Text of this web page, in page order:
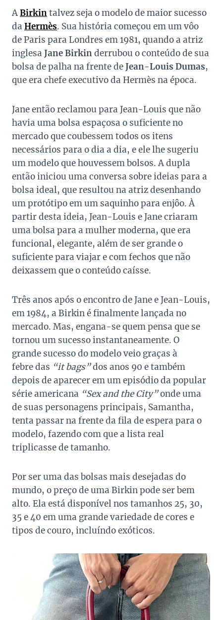
ABirkintalvez seja o modelo de maior sucesso
da Hermès. Sua história começou em um vôo
de Paris para Londres em 1981, quando a atriz
inglesa Jane Birkinderrubou o conteúdo de sua
bolsa de palha na frente deJean-Louis Dumas,
que era chefe executivo da Hermès na época.
Jane então reclamou para Jean-Louis que não
havia uma bolsa espaçosa o suficiente no
mercado que coubessem todos os itens
necessários para o dia a dia, e ele lhe sugeriu
um modelo que houvessem bolsos. A dupla
então iniciou uma conversa sobre ideias para a
bolsa ideal, que resultou na atriz desenhando
um protótipo em um saquinho para enjôo. À
partir desta ideia, Jean-Louis e Jane criaram
uma bolsa para a mulher moderna, que era
funcional, elegante, além de ser grande o
suficiente para viajar e com fechos que não
deixassem que o conteúdo caísse.
Três anos após o encontro de Jane e Jean-Louis,
em 1984, a Birkin é finalmente lançada no
mercado. Mas, engana-se quem pensa que se
tornou um sucesso instantaneamente. O
grande sucesso do modelo veio graças à
febre das “it bags”dos anos 90 e também
depois de aparecer em um episódio da popular
série americana “Sex and the City”onde uma
de suas personagens principais, Samantha,
tenta passar na frente da fila de espera para o
modelo, fazendo com que a lista real
triplicasse de tamanho.
Por ser uma das bolsas mais desejadas do
mundo, o preço de uma Birkin pode ser bem
alto. Ela está disponível nos tamanhos 25, 30,
35 e 40 em uma grande variedade de cores e
tipos de couro, incluíndo exóticos.